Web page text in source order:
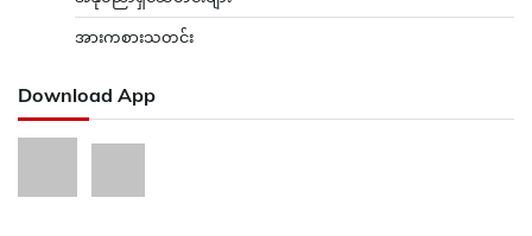
အားကစားသတင်း
Download App